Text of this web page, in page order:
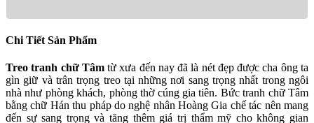
Chi Tiết Sản Phẩm
Treo tranh chữ Tâmtừ xưa đến nay đã là nét đẹp được cha ông ta
gìn giữ và trân trọng treo tại những nơi sang trọng nhất trong ngôi
nhà như phòng khách, phòng thờ cúng gia tiên. Bức tranh chữ Tâm
bằng chữ Hán thu pháp do nghệ nhân Hoàng Gia chế tác nên mang
đến sự sang trọng và tăng thêm giá trị thẩm mỹ cho không gian